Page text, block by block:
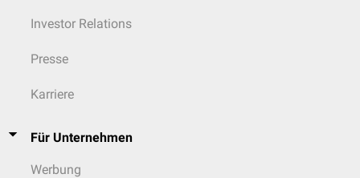
Investor Relations
Presse
Karriere
Für Unternehmen
Werbung